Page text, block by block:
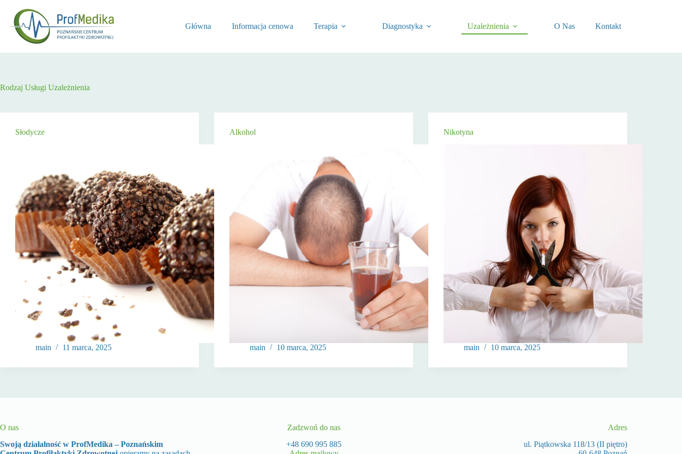
treści
Główna Informacja cenowa Terapia Diagnostyka Uzależnienia O Nas Kontakt
Rodzaj Usługi Uzależnienia
Słodycze
main 11 marca, 2025
Alkohol
main 10 marca, 2025
Nikotyna
main 10 marca, 2025
O nas
Swoją działalność w ProfMedika – Poznańskim
Zadzwoń do nas
+48 690 995 885
Adres
ul. Piątkowska 118/13 (II piętro)